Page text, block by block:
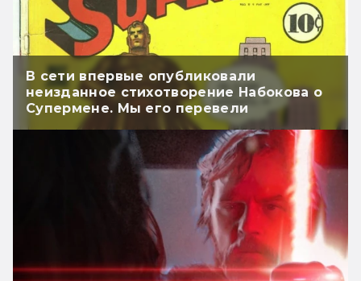
В сети впервые опубликовали
неизданное стихотворение Набокова о
Супермене. Мы его перевели